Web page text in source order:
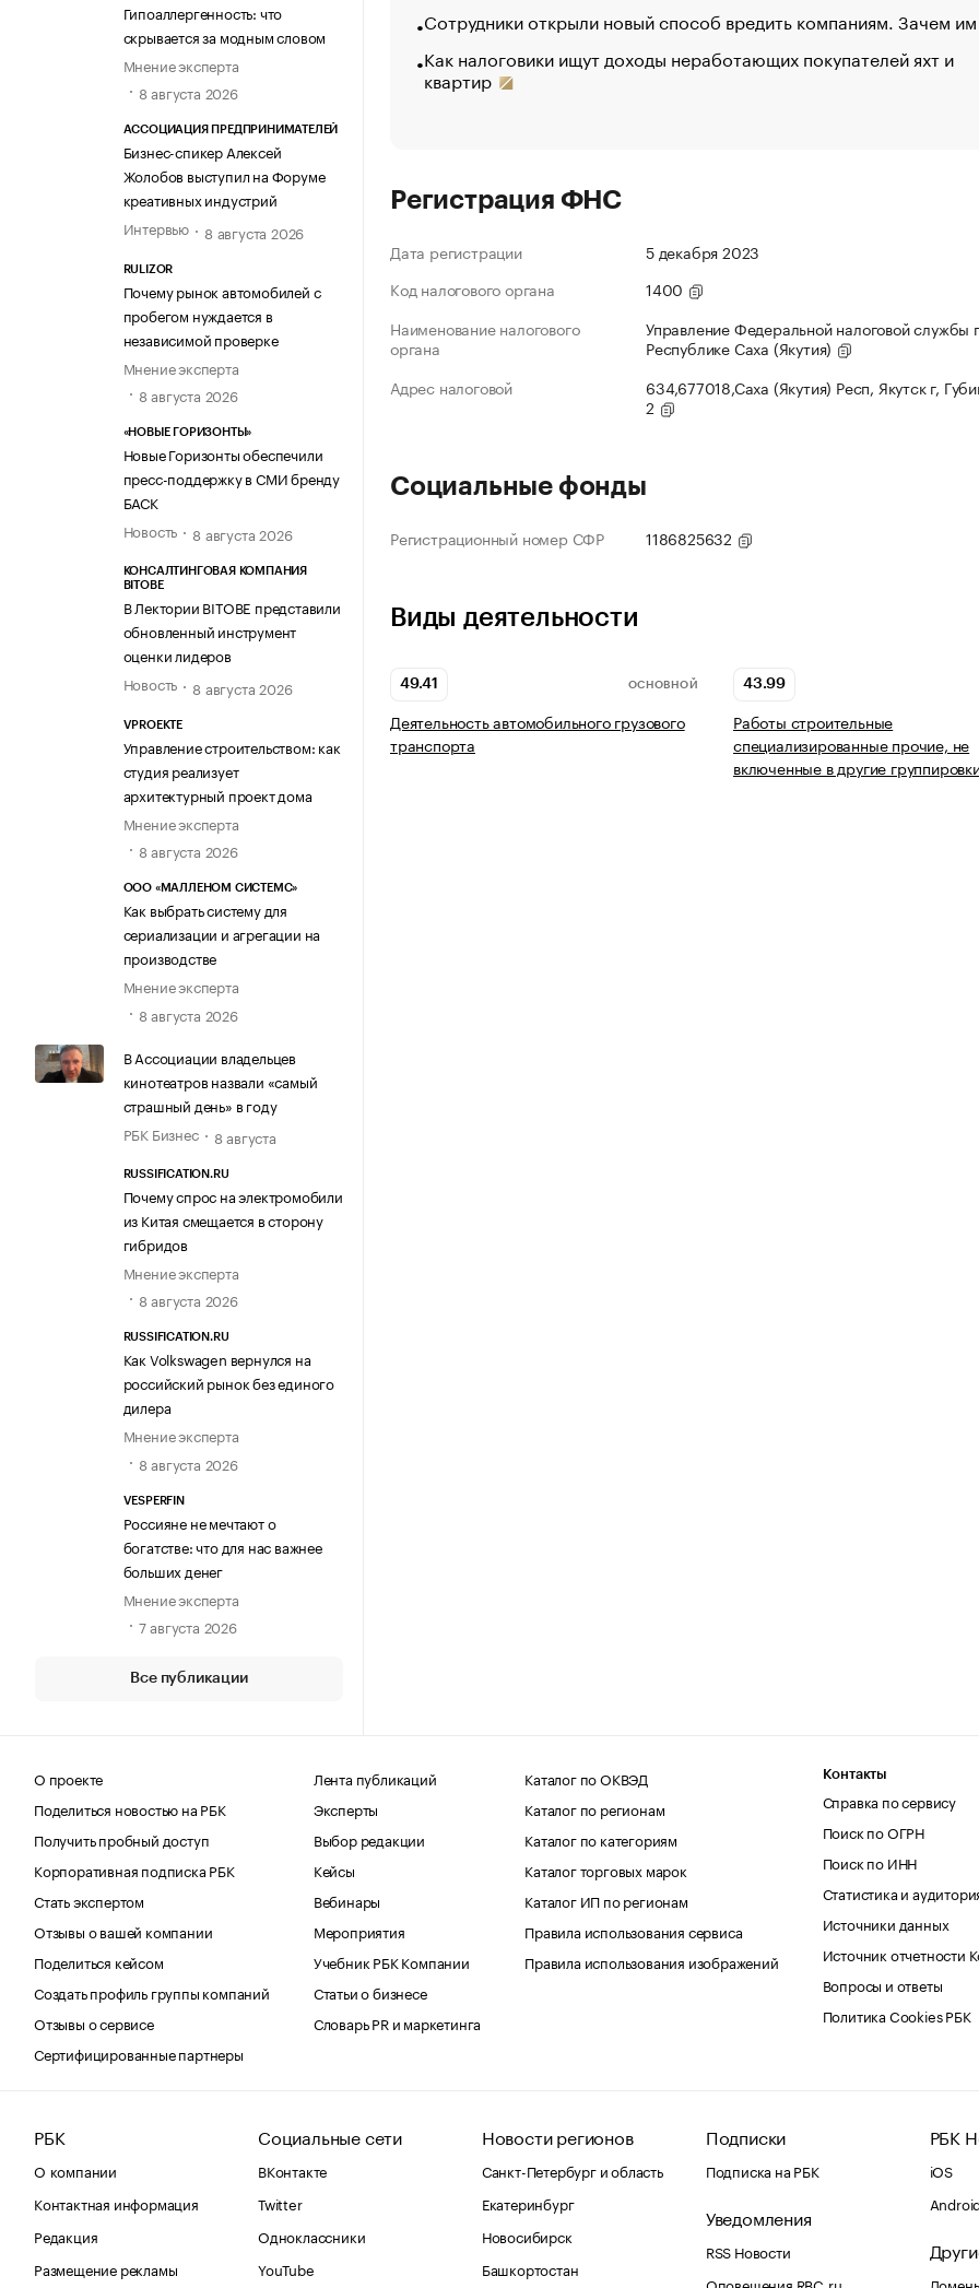
Гипоаллергенность: что
скрывается за модным словом
Мнение эксперта
8 августа 2026
АССОЦИАЦИЯ ПРЕДПРИНИМАТЕЛЕЙ
Бизнес-спикер Алексей
Жолобов выступил на Форуме
креативных индустрий
Интервью
8 августа 2026
RULIZOR
Почему рынок автомобилей с
пробегом нуждается в
независимой проверке
Мнение эксперта
8 августа 2026
«НОВЫЕ ГОРИЗОНТЫ»
Новые Горизонты обеспечили
пресс-поддержку в СМИ бренду
БАСК
Новость
8 августа 2026
КОНСАЛТИНГОВАЯ КОМПАНИЯ
BITOBE
В Лектории BITOBE представили
обновленный инструмент
оценки лидеров
Новость
8 августа 2026
VPROEKTE
Управление строительством: как
студия реализует
архитектурный проект дома
Мнение эксперта
8 августа 2026
ООО «МАЛЛЕНОМ СИСТЕМС»
Как выбрать систему для
сериализации и агрегации на
производстве
Мнение эксперта
8 августа 2026
В Ассоциации владельцев
кинотеатров назвали «самый
страшный день» в году
РБК Бизнес
8 августа
RUSSIFICATION.RU
Почему спрос на электромобили
из Китая смещается в сторону
гибридов
Мнение эксперта
8 августа 2026
RUSSIFICATION.RU
Как Volkswagen вернулся на
российский рынок без единого
дилера
Мнение эксперта
8 августа 2026
VESPERFIN
Россияне не мечтают о
богатстве: что для нас важнее
больших денег
Мнение эксперта
7 августа 2026
Все публикации
Сотрудники открыли новый способ вредить компаниям. Зачем
Как налоговики ищут доходы неработающих покупателей яхт и
квартир
Регистрация ФНС
Дата регистрации
5 декабря 2023
Код налогового органа
1400
Наименование налогового
органа
Управление Федеральной налоговой службы
Республике Саха (Якутия)
Адрес налоговой
634,677018,Саха (Якутия) Респ, Якутск г,
2
Социальные фонды
Регистрационный номер СФР 1186825632
Виды деятельности
49.41 ОСНОВНОЙ
Деятельность автомобильного грузового
транспорта
43.99
Работы строительные
специализированные прочие, не
включенные в другие
О проекте
Поделиться новостью на РБК
Получить пробный доступ
Корпоративная подписка РБК
Стать экспертом
Отзывы о вашей компании
Поделиться кейсом
Создать профиль группы компаний
Отзывы о сервисе
Сертифицированные партнеры
Лента публикаций
Эксперты
Выбор редакции
Кейсы
Вебинары
Мероприятия
Учебник РБК Компании
Статьи о бизнесе
Словарь PR и маркетинга
Каталог по ОКВЭД
Каталог по регионам
Каталог по категориям
Каталог торговых марок
Каталог ИП по регионам
Правила использования сервиса
Правила использования изображений
Контакты
Справка по сервису
Поиск по ОГРН
Поиск по ИНН
Статистика и
Источники данных
Источник отчетности
Вопросы и ответы
Политика Cookies РБК
РБК
О компании
Контактная информация
Редакция
Размещение рекламы
Социальные сети
ВКонтакте
Twitter
Одноклассники
YouTube
Новости регионов
Санкт-Петербург и область
Екатеринбург
Новосибирск
Башкортостан
Подписки
Подписка на РБК
Уведомления
RSS Новости
Оповещения RBC.ru
РБК
iOS